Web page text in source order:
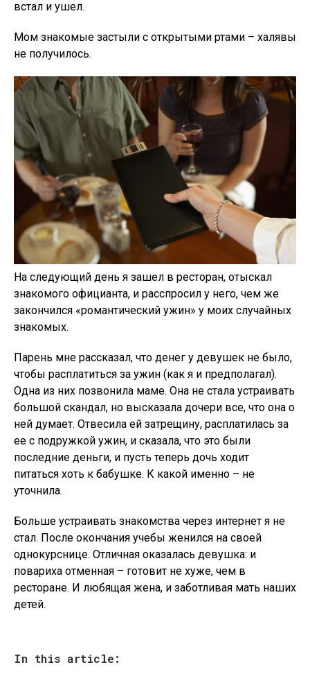
встал и ушел.
Мом знакомые застыли с открытыми ртами – халявы
не получилось.
На следующий день я зашел в ресторан, отыскал
знакомого официанта, и расспросил у него, чем же
закончился «романтический ужин» у моих случайных
знакомых.
Парень мне рассказал, что денег у девушек не было,
чтобы расплатиться за ужин (как я и предполагал).
Одна из них позвонила маме. Она не стала устраивать
большой скандал, но высказала дочери все, что она о
ней думает. Отвесила ей затрещину, расплатилась за
ее с подружкой ужин, и сказала, что это были
последние деньги, и пусть теперь дочь ходит
питаться хоть к бабушке. К какой именно – не
уточнила.
Больше устраивать знакомства через интернет я не
стал. После окончания учебы женился на своей
однокурснице. Отличная оказалась девушка: и
повариха отменная – готовит не хуже, чем в
ресторане. И любящая жена, и заботливая мать наших
детей.
In this article: